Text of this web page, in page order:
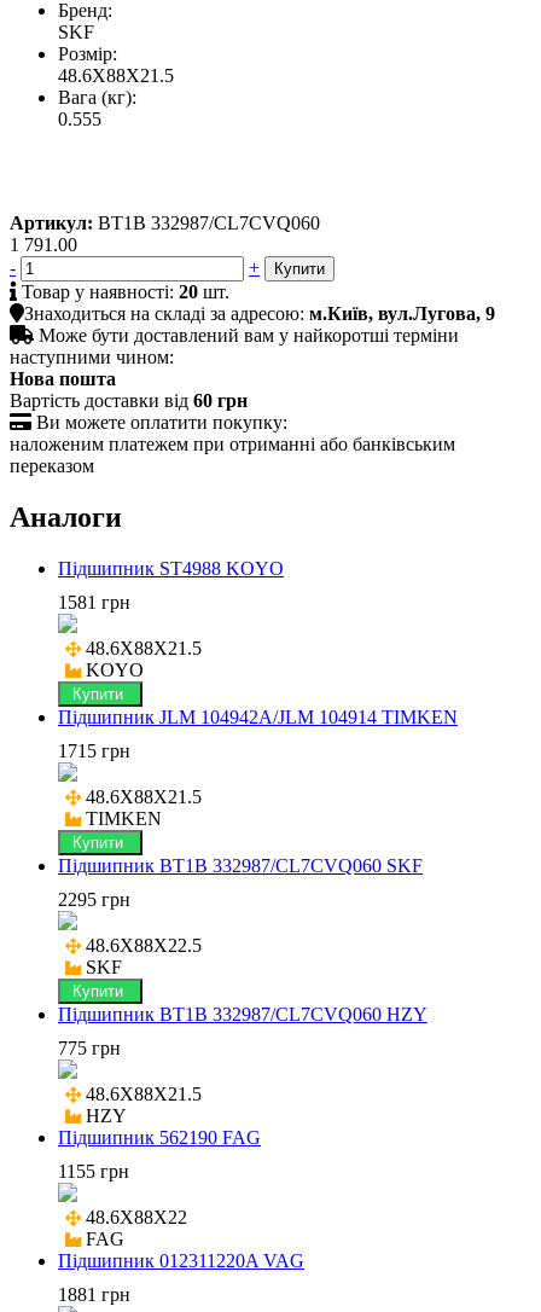
Бренд:
SKF
Розмір:
48.6X88X21.5
Вага (кг):
0.555
Артикул: BT1B 332987/CL7CVQ060
1 791.00
-
+
 Товар у наявності: 20 шт.
Знаходиться на складі за адресою: м.Київ, вул.Лугова, 9
 Може бути доставлений вам у найкоротші терміни
наступними чином:
Нова пошта
Вартість доставки від 60 грн
 Ви можете оплатити покупку:
наложеним платежем при отриманні або банківським
переказом
Аналоги
Підшипник ST4988 KOYO
1581 грн
48.6X88X21.5
KOYO
Купити
Підшипник JLM 104942A/JLM 104914 TIMKEN
1715 грн
48.6X88X21.5
TIMKEN
Купити
Підшипник BT1B 332987/CL7CVQ060 SKF
2295 грн
48.6X88X22.5
SKF
Купити
Підшипник BT1B 332987/CL7CVQ060 HZY
775 грн
48.6X88X21.5
HZY
Підшипник 562190 FAG
1155 грн
48.6X88X22
FAG
Підшипник 012311220A VAG
1881 грн